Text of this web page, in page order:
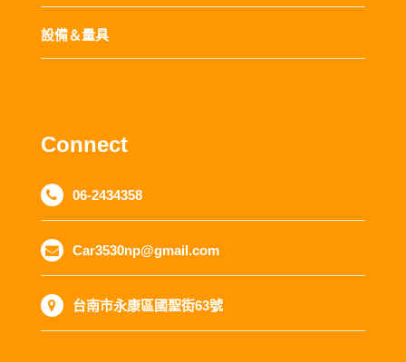
設備＆量具
Connect
06-2434358
Car3530np@gmail.com
台南市永康區國聖街63號